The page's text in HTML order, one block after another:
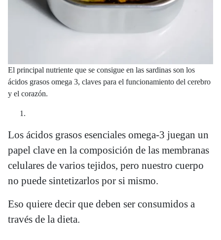
El principal nutriente que se consigue en las sardinas son los
ácidos grasos omega 3, claves para el funcionamiento del cerebro
y el corazón.
Los ácidos grasos esenciales omega-3 juegan un
papel clave en la composición de las membranas
celulares de varios tejidos, pero nuestro cuerpo
no puede sintetizarlos por si mismo.
Eso quiere decir que deben ser consumidos a
través de la dieta.